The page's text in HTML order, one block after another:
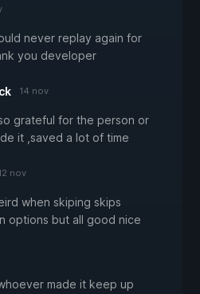
never replay again for
you developer
14 nov
grateful for the person or
it ,saved a lot of time
nov
when skiping skips
options but all good nice
made it keep up